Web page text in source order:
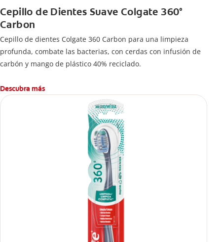
Cepillo de Dientes Suave Colgate 360°
Carbon
Cepillo de dientes Colgate 360 ​​Carbon para una limpieza
profunda, combate las bacterias, con cerdas con infusión de
carbón y mango de plástico 40% reciclado.
Descubra más